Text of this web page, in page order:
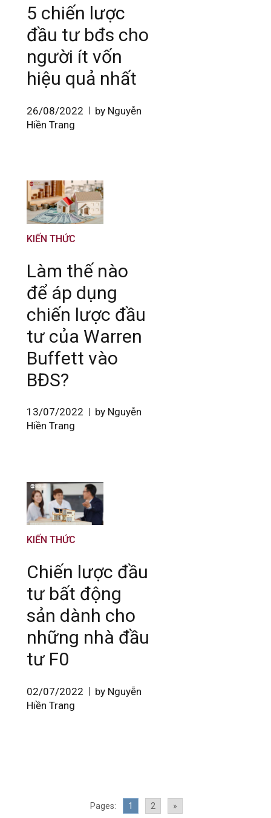
5 chiến lược
đầu tư bđs cho
người ít vốn
hiệu quả nhất
26/08/2022
by Nguyễn
Hiền Trang
KIẾN THỨC
Làm thế nào
để áp dụng
chiến lược đầu
tư của Warren
Buffett vào
BĐS?
13/07/2022
by Nguyễn
Hiền Trang
KIẾN THỨC
Chiến lược đầu
tư bất động
sản dành cho
những nhà đầu
tư F0
02/07/2022
by Nguyễn
Hiền Trang
Pages: 1 2 »